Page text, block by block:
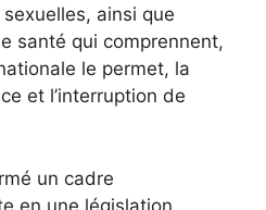
ainsi que
santé qui comprennent,
le permet, la
et l’interruption de
un cadre
en une législation